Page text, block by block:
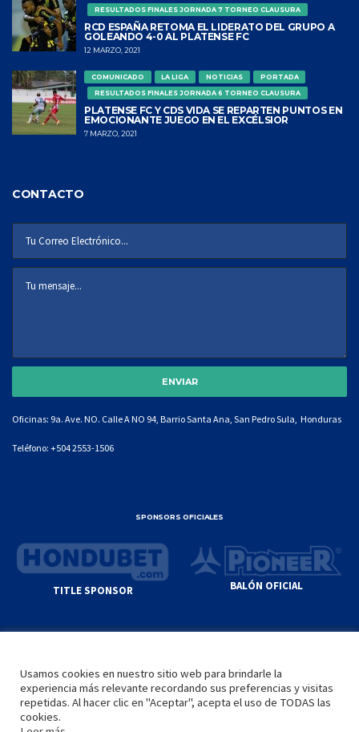
RESULTADOS FINALES JORNADA 7 TORNEO CLAUSURA
RCD ESPAÑA RETOMA EL LIDERATO DEL GRUPO A
GOLEANDO 4-0 AL PLATENSE FC
12 MARZO, 2021
COMUNICADO LA LIGA NOTICIAS
PORTADA
RESULTADOS FINALES JORNADA 6 TORNEO CLAUSURA
PLATENSE FC Y CDS VIDA SE REPARTEN PUNTOS EN
EMOCIONANTE JUEGO EN EL EXCÉLSIOR
7 MARZO, 2021
CONTACTO
Oficinas: 9a. Ave. NO. Calle A NO 94, Barrio Santa Ana, San Pedro Sula, Honduras
Teléfono: +504 2553-1506
SPONSORS OFICIALES
TITLE SPONSOR BALÓN OFICIAL
YOUTUBE TERMS OF SERVICE
PRIVACY POLICY
POLÍTICA DE PRIVACIDAD
Usamos cookies en nuestro sitio web para brindarle la
experiencia más relevante recordando sus preferencias y visitas
repetidas. Al hacer clic en "Aceptar", acepta el uso de TODAS las
cookies.